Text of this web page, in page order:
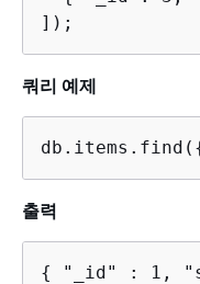
]);
쿼리 예제
db.items.find(
출력
{ "_id" : 1,